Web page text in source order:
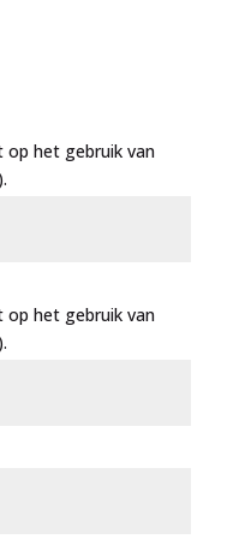
op het gebruik van
op het gebruik van